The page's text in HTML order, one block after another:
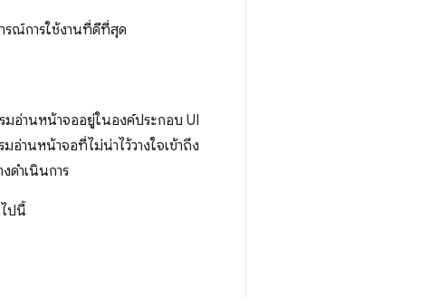
รณ์การใช้งานที่ดีที่สุด
มอ่านหน้าจออยู่ในองค์ประกอบ UI
านหน้าจอที่ไม่น่าไว้วางใจเข้าถึง
ดำเนินการ
ปนี้